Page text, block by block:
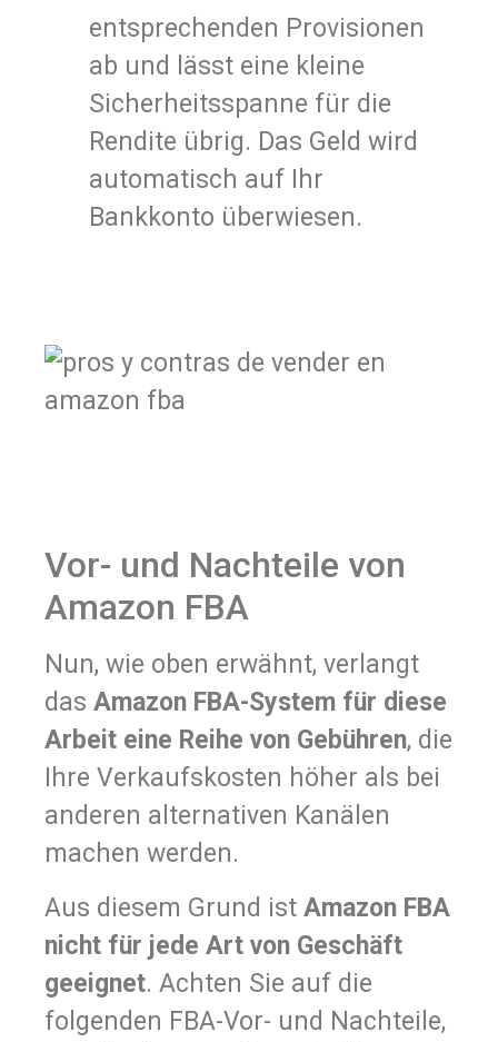
entsprechenden Provisionen
ab und lässt eine kleine
Sicherheitsspanne für die
Rendite übrig. Das Geld wird
automatisch auf Ihr
Bankkonto überwiesen.
Vor- und Nachteile von
Amazon FBA
Nun, wie oben erwähnt, verlangt
das Amazon FBA-System für diese
Arbeit eine Reihe von Gebühren, die
Ihre Verkaufskosten höher als bei
anderen alternativen Kanälen
machen werden.
Aus diesem Grund ist Amazon FBA
nicht für jede Art von Geschäft
geeignet. Achten Sie auf die
folgenden FBA-Vor- und Nachteile,